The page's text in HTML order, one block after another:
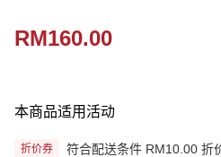
RM160.00
本商品适用活动
折价券 符合配送条件 RM10.00 折